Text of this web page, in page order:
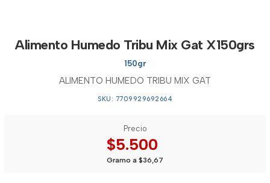
Alimento Humedo Tribu Mix Gat X150grs
150gr
ALIMENTO HUMEDO TRIBU MIX GAT
SKU: 7709929692664
Precio
$5.500
Gramo a $36,67